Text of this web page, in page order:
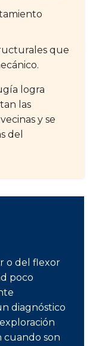
que
logra
las
y se
del
o del flexor
poco
diagnóstico
cuando son